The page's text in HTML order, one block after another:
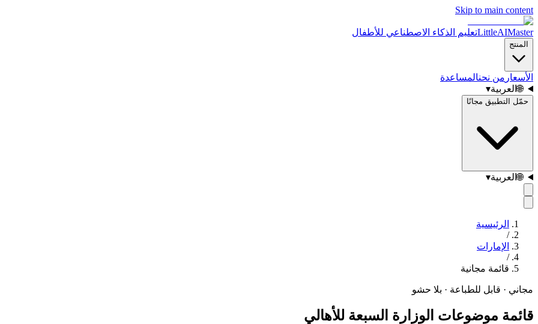
Skip to main content
LittleAIMasterتعليم الذكاء الاصطناعي للأطفال
المنتج
الأسعار من نحنالمساعدة
🌐العربية▾
حمّل التطبيق مجانًا
🌐العربية▾
الرئيسية
/
الإمارات
/
قائمة مجانية
مجاني · قابل للطباعة · بلا حشو
قائمة موضوعات الوزارة السبعة للأهالي